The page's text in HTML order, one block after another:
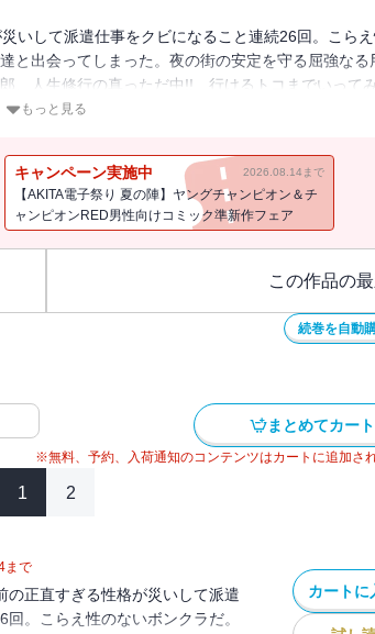
いして派遣仕事をクビになること連続26回。こら
と出会ってしまった。夜の街の安定を守る屈強なる
、人生修行の真っただ中!! 行けるトコまでいって
もっと見る
キャンペーン実施中 2026.08.14まで
【AKITA電子祭り 夏の陣】ヤングチャンピオン＆チ
ャンピオンRED男性向けコミック準新作フェア
この作品の
続巻を自動
まとめてカート
※無料、予約、入荷通知のコンテンツはカートに追加され
1 2
まで
の正直すぎる性格が災いして派遣
。こらえ性のないボンクラだ。
カートに